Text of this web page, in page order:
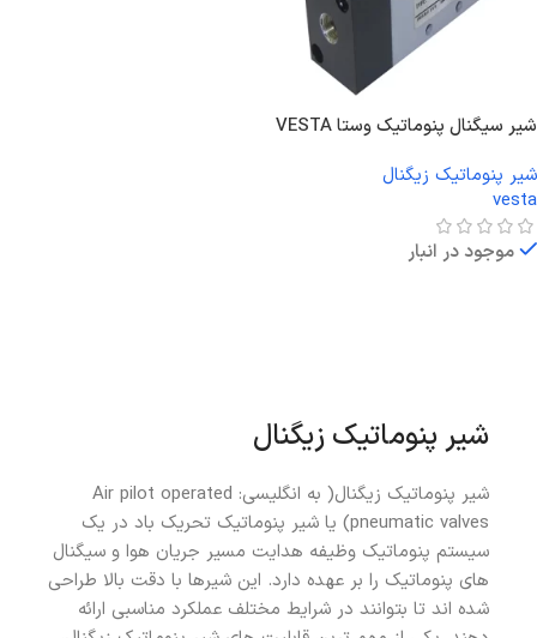
شیر سیگنال پنوماتیک وستا VESTA
شیر پنوماتیک زیگنال
vesta
موجود در انبار
شیر پنوماتیک زیگنال
شیر پنوماتیک زیگنال( به انگلیسی: Air pilot operated
pneumatic valves) یا شیر پنوماتیک تحریک باد در یک
سیستم پنوماتیک وظیفه هدایت مسیر جریان هوا و سیگنال
های پنوماتیک را بر عهده دارد. این شیرها با دقت بالا طراحی
شده اند تا بتوانند در شرایط مختلف عملکرد مناسبی ارائه